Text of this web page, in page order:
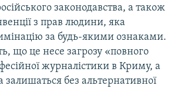
законодавства, а також
з прав людини, яка
за будь-якими ознаками.
що це несе загрозу «повного
журналістики в Криму, а
залишаться без альтернативної